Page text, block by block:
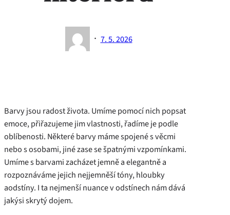
· 7. 5. 2026
Barvy jsou radost života. Umíme pomocí nich popsat
emoce, přiřazujeme jim vlastnosti, řadíme je podle
oblíbenosti. Některé barvy máme spojené s věcmi
nebo s osobami, jiné zase se špatnými vzpomínkami.
Umíme s barvami zacházet jemně a elegantně a
rozpoznáváme jejich nejjemněší tóny, hloubky
aodstíny. I ta nejmenší nuance v odstínech nám dává
jakýsi skrytý dojem.